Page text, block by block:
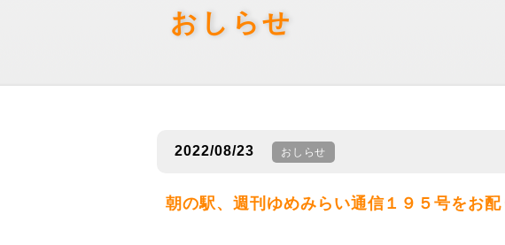
おしらせ
2022/08/23 おしらせ
朝の駅、週刊ゆめみらい通信１９５号をお配